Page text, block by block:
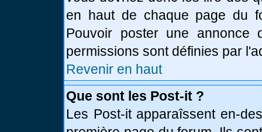
en haut de chaque page du
Pouvoir poster une annonce
permissions sont définies par
Revenir en haut
Que sont les Post-it ?
Les Post-it apparaîssent en-